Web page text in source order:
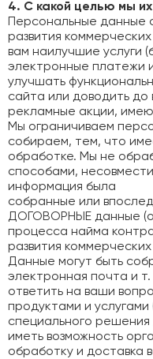
4. С какой целью мы
Персональные данные
развития
вам наилучшие услуги
электронные платежи
улучшать
сайта или доводить
рекламные акции,
Мы ограничиваем
собираем, тем, что
обработке. Мы не
способами,
информация была
собранные или
ДОГОВОРНЫЕ данные
процесса найма
развития
Данные могут быть
электронная почта и
ответить на ваши
продуктами и услугами
специального
иметь возможность
обработку и доставка